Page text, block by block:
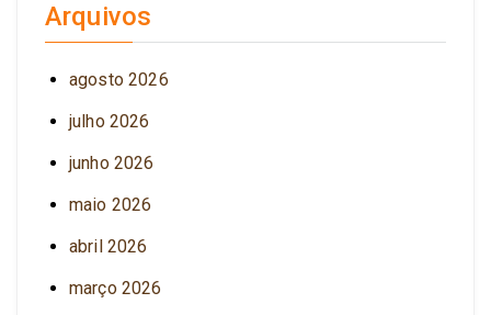
Arquivos
agosto 2026
julho 2026
junho 2026
maio 2026
abril 2026
março 2026